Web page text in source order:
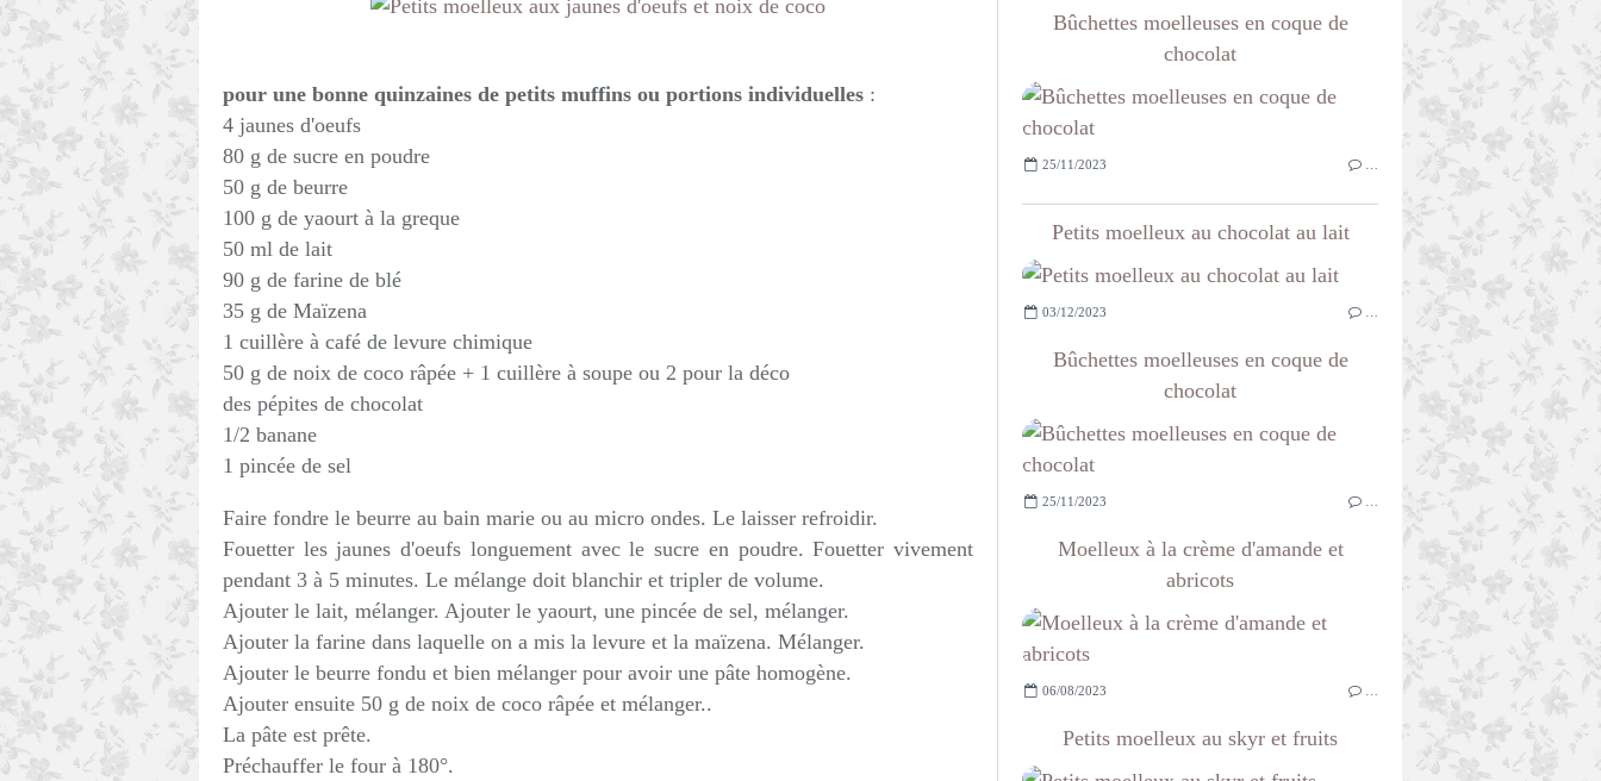
pour une bonne quinzaines de petits muffins ou portions individuelles :
4 jaunes d'oeufs
80 g de sucre en poudre
50 g de beurre
100 g de yaourt à la greque
50 ml de lait
90 g de farine de blé
35 g de Maïzena
1 cuillère à café de levure chimique
50 g de noix de coco râpée + 1 cuillère à soupe ou 2 pour la déco
des pépites de chocolat
1/2 banane
1 pincée de sel
Faire fondre le beurre au bain marie ou au micro ondes. Le laisser refroidir.
Fouetter les jaunes d'oeufs longuement avec le sucre en poudre. Fouetter vivement
pendant 3 à 5 minutes. Le mélange doit blanchir et tripler de volume.
Ajouter le lait, mélanger. Ajouter le yaourt, une pincée de sel, mélanger.
Ajouter la farine dans laquelle on a mis la levure et la maïzena. Mélanger.
Ajouter le beurre fondu et bien mélanger pour avoir une pâte homogène.
Ajouter ensuite 50 g de noix de coco râpée et mélanger..
La pâte est prête.
Préchauffer le four à 180°.
Bûchettes moelleuses en coque de
chocolat
25/11/2023
Petits moelleux au chocolat au lait
03/12/2023
Bûchettes moelleuses en coque de
chocolat
25/11/2023
Moelleux à la crème d'amande et
abricots
06/08/2023
Petits moelleux au skyr et fruits